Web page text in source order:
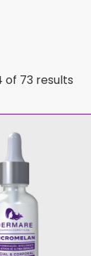
of 73 results